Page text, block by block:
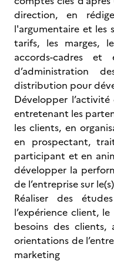
direction, en
l'argumentaire et les
tarifs, les marges,
accords-cadres et
d’administration
distribution pour
Développer
entretenant les
les clients, en
en prospectant,
participant et en
développer la
de l’entreprise sur
Réaliser des
l’expérience client,
besoins des
orientations de
marketing